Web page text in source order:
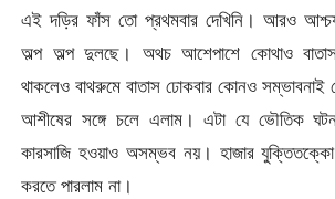
এই দড়ির ফাঁস তো প্রথমবার দেখিনি। আরও
অল্প অল্প দুলছে। অথচ আশেপাশে কোথাও
থাকলেও বাথরুমে বাতাস ঢোকবার কোনও সম্ভাবনাই
আশীষের সঙ্গে চলে এলাম। এটা যে ভৌতিক
কারসাজি হওয়াও অসম্ভব নয়। হাজার যুক্তিতক্কো
করতে পারলাম না।